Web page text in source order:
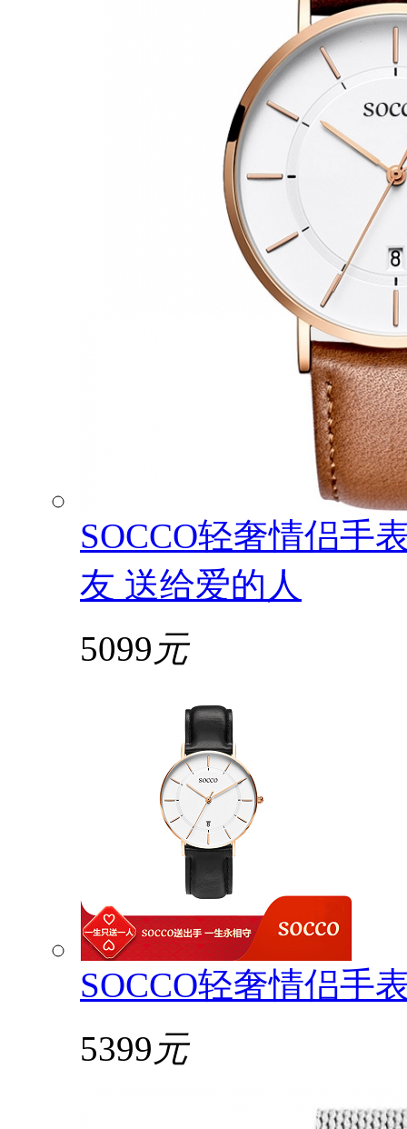
SOCCO轻奢情侣手
友 送给爱的人
5099 元
SOCCO轻奢情侣手
5399 元